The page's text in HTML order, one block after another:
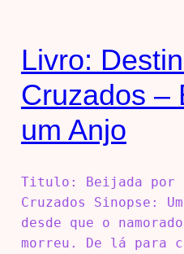
Livro:
Cruzados –
um Anjo
Titulo: Beijada por
Cruzados Sinopse:
desde que o
morreu. De lá para